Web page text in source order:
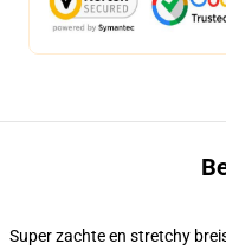
Super zachte en stretchy